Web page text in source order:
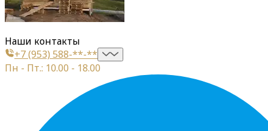
Наши контакты
+7 (953) 588-**-**
Пн - Пт.: 10.00 - 18.00